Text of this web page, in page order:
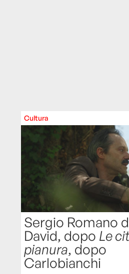
Cultura
Sergio Romano
David, dopo Le
pianura, dopo
Carlobianchi